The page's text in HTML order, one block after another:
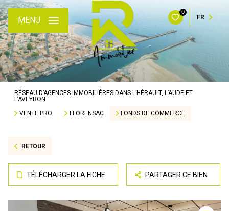
0
FR
MENU
RÉSEAU D’AGENCES IMMOBILIÈRES DANS L’HÉRAULT, L’AUDE ET
L’AVEYRON
VENTE PRO
FLORENSAC FONDS DE COMMERCE
RETOUR
TÉLÉCHARGER LA FICHE PARTAGER CE BIEN